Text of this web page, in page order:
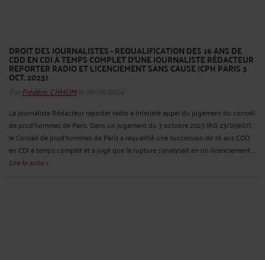
DROIT DES JOURNALISTES - REQUALIFICATION DES 16 ANS DE
CDD EN CDI À TEMPS COMPLET D’UNE JOURNALISTE RÉDACTEUR
REPORTER RADIO ET LICENCIEMENT SANS CAUSE (CPH PARIS 3
OCT. 2023)
Par Frédéric CHHUMle 29/06/2024
La journaliste Rédacteur reporter radio a interjeté appel du jugement du conseil
de prud’hommes de Paris. Dans un jugement du 3 octobre 2023 (RG 23/05907),
le Conseil de prud’hommes de Paris a requalifié une succession de 16 ans CDD
en CDI à temps complet et a jugé que la rupture s’analysait en un licenciement ...
Lire la suite >